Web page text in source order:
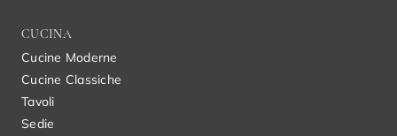
CUCINA
Cucine Moderne
Cucine Classiche
Tavoli
Sedie